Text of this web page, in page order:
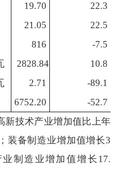
19.70
22.3
21.05
22.5
816
-7.5
2828.84
10.8
2.71
-89.1
6752.20
-52.7
新技术产业增加值比上年
装备制造业增加值增长3
制造业增加值增长17.